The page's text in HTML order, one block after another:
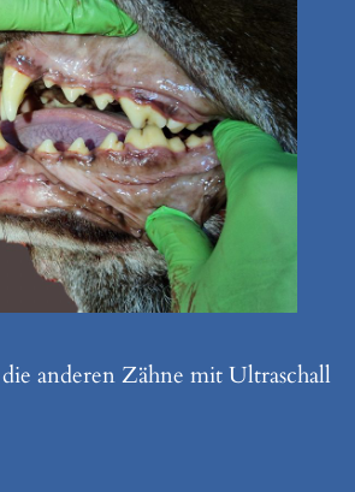
anderen Zähne mit Ultraschall